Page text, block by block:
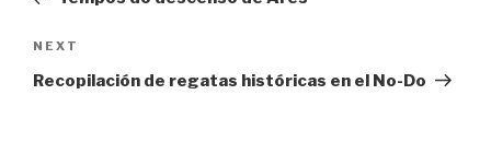
entradas
Next
Post
NEXT
Recopilación de regatas históricas en el No-Do